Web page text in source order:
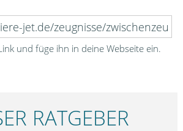
und füge ihn in deine Webseite ein.
RATGEBER